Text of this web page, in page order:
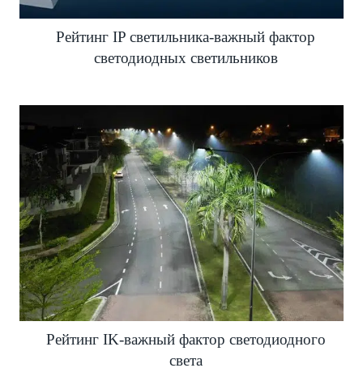
Рейтинг IP светильника-важный фактор
светодиодных светильников
Рейтинг IK-важный фактор светодиодного
света